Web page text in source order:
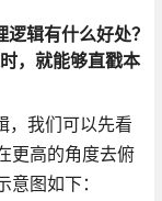
辑有什么好处？
，就能够直戳本
，我们可以先看
更高的角度去俯
图如下：